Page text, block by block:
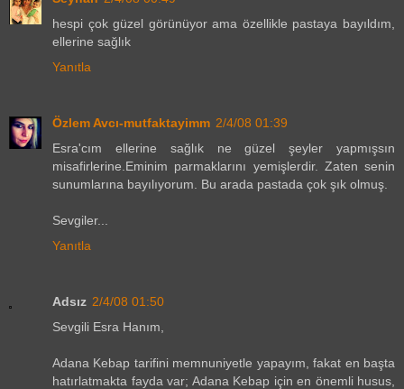
hespi çok güzel görünüyor ama özellikle pastaya bayıldım,
ellerine sağlık
Yanıtla
Özlem Avcı-mutfaktayimm 2/4/08 01:39
Esra'cım ellerine sağlık ne güzel şeyler yapmışsın
misafirlerine.Eminim parmaklarını yemişlerdir. Zaten senin
sunumlarına bayılıyorum. Bu arada pastada çok şık olmuş.
Sevgiler...
Yanıtla
Adsız 2/4/08 01:50
Sevgili Esra Hanım,
Adana Kebap tarifini memnuniyetle yapayım, fakat en başta
hatırlatmakta fayda var; Adana Kebap için en önemli husus,